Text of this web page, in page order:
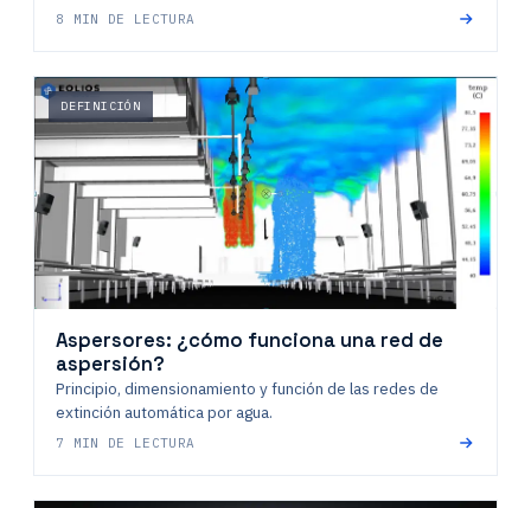
8 MIN DE LECTURA
DEFINICIÓN
Aspersores: ¿cómo funciona una red de
aspersión?
Principio, dimensionamiento y función de las redes de
extinción automática por agua.
7 MIN DE LECTURA